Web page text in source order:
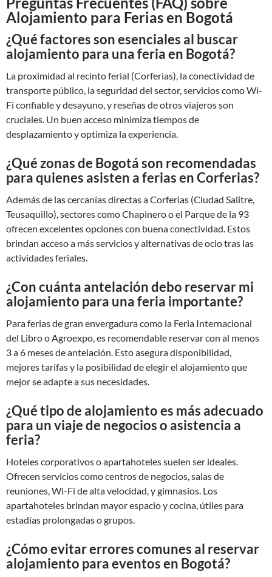
Alojamiento para Ferias en Bogotá
¿Qué factores son esenciales al buscar
alojamiento para una feria en Bogotá?
La proximidad al recinto ferial (Corferias), la conectividad de
transporte público, la seguridad del sector, servicios como Wi-
Fi confiable y desayuno, y reseñas de otros viajeros son
cruciales. Un buen acceso minimiza tiempos de
desplazamiento y optimiza la experiencia.
¿Qué zonas de Bogotá son recomendadas
para quienes asisten a ferias en Corferias?
Además de las cercanías directas a Corferias (Ciudad Salitre,
Teusaquillo), sectores como Chapinero o el Parque de la 93
ofrecen excelentes opciones con buena conectividad. Estos
brindan acceso a más servicios y alternativas de ocio tras las
actividades feriales.
¿Con cuánta antelación debo reservar mi
alojamiento para una feria importante?
Para ferias de gran envergadura como la Feria Internacional
del Libro o Agroexpo, es recomendable reservar con al menos
3 a 6 meses de antelación. Esto asegura disponibilidad,
mejores tarifas y la posibilidad de elegir el alojamiento que
mejor se adapte a sus necesidades.
¿Qué tipo de alojamiento es más adecuado
para un viaje de negocios o asistencia a
feria?
Hoteles corporativos o apartahoteles suelen ser ideales.
Ofrecen servicios como centros de negocios, salas de
reuniones, Wi-Fi de alta velocidad, y gimnasios. Los
apartahoteles brindan mayor espacio y cocina, útiles para
estadías prolongadas o grupos.
¿Cómo evitar errores comunes al reservar
alojamiento para eventos en Bogotá?